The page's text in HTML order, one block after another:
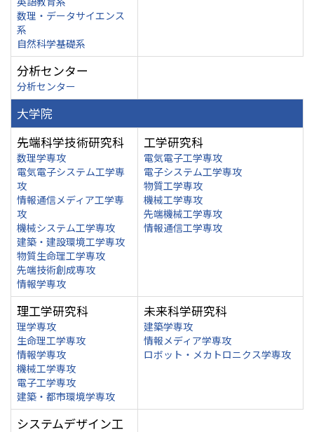
数理・データサイエンス
系
自然科学基礎系
分析センター
分析センター
大学院
先端科学技術研究科
数理学専攻
電気電子システム工学専
攻
情報通信メディア工学専
攻
機械システム工学専攻
建築・建設環境工学専攻
物質生命理工学専攻
先端技術創成専攻
情報学専攻
工学研究科
電気電子工学専攻
電子システム工学専攻
物質工学専攻
機械工学専攻
先端機械工学専攻
情報通信工学専攻
理工学研究科
理学専攻
生命理工学専攻
情報学専攻
機械工学専攻
電子工学専攻
建築・都市環境学専攻
未来科学研究科
建築学専攻
情報メディア学専攻
ロボット・メカトロニクス学専攻
システムデザイン工